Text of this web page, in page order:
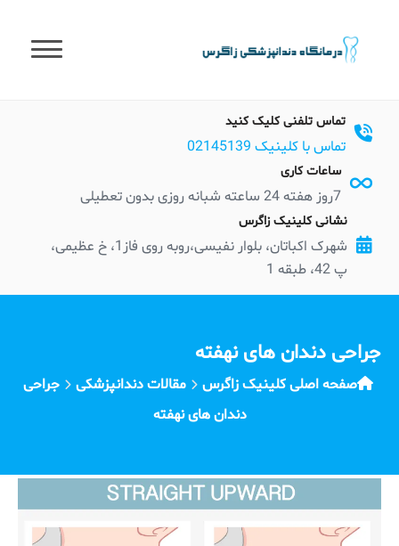
content
تماس تلفنی کلیک کنید
تماس با کلینیک 02145139
ساعات کاری
7روز هفته 24 ساعته شبانه روزی بدون تعطیلی
نشانی کلینیک زاگرس
شهرک اکباتان، بلوار نفیسی،روبه روی فاز1، خ عظیمی،
پ 42، طبقه 1
جراحی دندان های نهفته
صفحه اصلی کلینیک زاگرس مقالات دندانپزشکی
جراحی
دندان های نهفته